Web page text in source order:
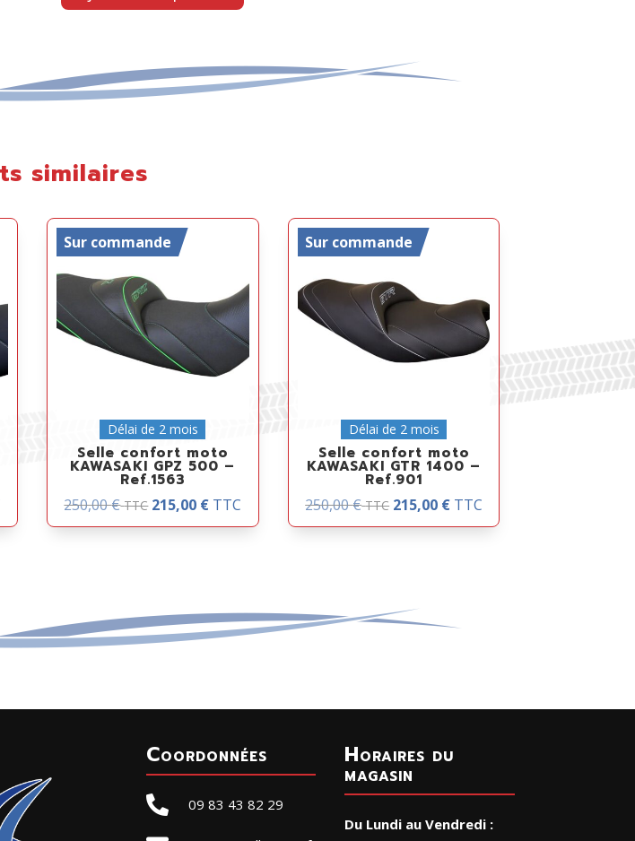
similaires
Sur commande
Délai de 2 mois
Selle confort moto
KAWASAKI GPZ 500 –
Ref.1563
250,00€ TTC 215,00 € TTC
Sur commande
Délai de 2 mois
Selle confort moto
KAWASAKI GTR 1400 –
Ref.901
250,00€ TTC 215,00 € TTC
Coordonnées
 09 83 43 82 29
Horaires du
magasin
Du Lundi au Vendredi :